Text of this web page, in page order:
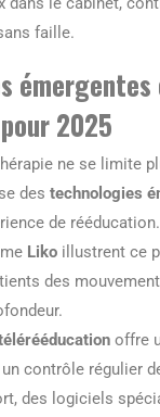
faille.
2025
ne se limite
des technologies
de
Liko illustrent ce
des
offre
contrôle régulier
des logiciels